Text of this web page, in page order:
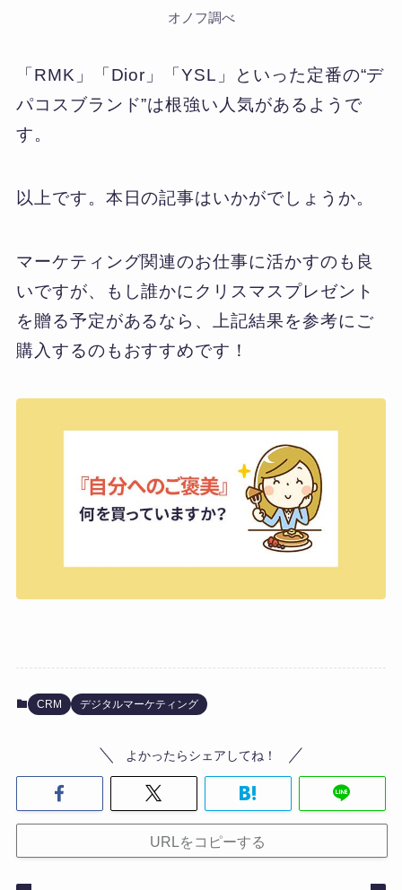
オノフ調べ
「RMK」「Dior」「YSL」といった定番の“デ
パコスブランド”は根強い人気があるようで
す。
以上です。本日の記事はいかがでしょうか。
マーケティング関連のお仕事に活かすのも良
いですが、もし誰かにクリスマスプレゼント
を贈る予定があるなら、上記結果を参考にご
購入するのもおすすめです！
CRM デジタルマーケティング
よかったらシェアしてね！
URLをコピーする